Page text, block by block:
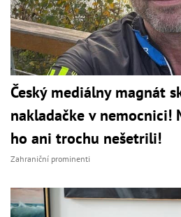
Český mediálny magnát
nakladačke v nemocnici!
ho ani trochu nešetrili!
Zahraniční prominenti